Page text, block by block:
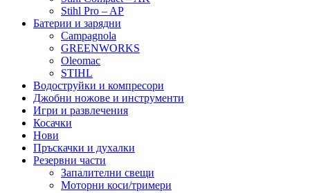
Stihl Pro – AP
Батерии и зарядни
Campagnola
GREENWORKS
Oleomac
STIHL
Водоструйки и компресори
Джобни ножове и инструменти
Игри и развлечения
Косачки
Нови
Пръскачки и духалки
Резервни части
Запалителни свещи
Моторни коси/тримери